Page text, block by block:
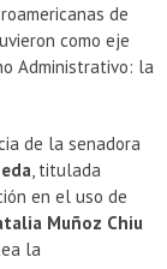
de
como eje
Administrativo: la
de la senadora
, titulada
en el uso de
Muñoz Chiu
la